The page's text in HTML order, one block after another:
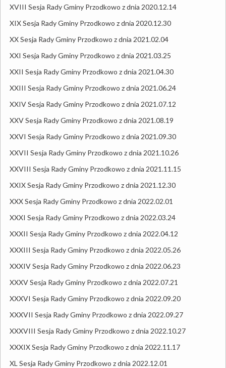
XVIII Sesja Rady Gminy Przodkowo z dnia 2020.12.14
XIX Sesja Rady Gminy Przodkowo z dnia 2020.12.30
XX Sesja Rady Gminy Przodkowo z dnia 2021.02.04
XXI Sesja Rady Gminy Przodkowo z dnia 2021.03.25
XXII Sesja Rady Gminy Przodkowo z dnia 2021.04.30
XXIII Sesja Rady Gminy Przodkowo z dnia 2021.06.24
XXIV Sesja Rady Gminy Przodkowo z dnia 2021.07.12
XXV Sesja Rady Gminy Przodkowo z dnia 2021.08.19
XXVI Sesja Rady Gminy Przodkowo z dnia 2021.09.30
XXVII Sesja Rady Gminy Przodkowo z dnia 2021.10.26
XXVIII Sesja Rady Gminy Przodkowo z dnia 2021.11.15
XXIX Sesja Rady Gminy Przodkowo z dnia 2021.12.30
XXX Sesja Rady Gminy Przodkowo z dnia 2022.02.01
XXXI Sesja Rady Gminy Przodkowo z dnia 2022.03.24
XXXII Sesja Rady Gminy Przodkowo z dnia 2022.04.12
XXXIII Sesja Rady Gminy Przodkowo z dnia 2022.05.26
XXXIV Sesja Rady Gminy Przodkowo z dnia 2022.06.23
XXXV Sesja Rady Gminy Przodkowo z dnia 2022.07.21
XXXVI Sesja Rady Gminy Przodkowo z dnia 2022.09.20
XXXVII Sesja Rady Gminy Przodkowo z dnia 2022.09.27
XXXVIII Sesja Rady Gminy Przodkowo z dnia 2022.10.27
XXXIX Sesja Rady Gminy Przodkowo z dnia 2022.11.17
XL Sesja Rady Gminy Przodkowo z dnia 2022.12.01